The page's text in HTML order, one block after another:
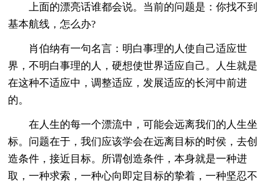
上面的漂亮话谁都会说。当前的问题是：你找不到
基本航线，怎么办?
肖伯纳有一句名言：明白事理的人使自己适应世
界，不明白事理的人，硬想使世界适应自己。人生就是
在这种不适应中，调整适应，发展适应的长河中前进
的。
在人生的每一个漂流中，可能会远离我们的人生坐
标。问题在于，我们应该学会在远离目标的时侯，去创
造条件，接近目标。所谓创造条件，本身就是一种进
取，一种求索，一种心向即定目标的挚着，一种坚忍不